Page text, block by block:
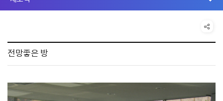
전망좋은 방